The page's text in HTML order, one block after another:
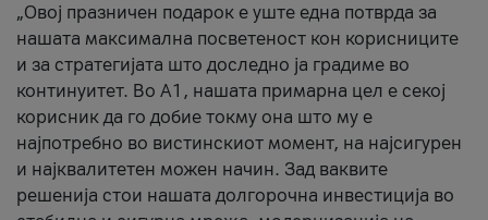
„Овој празничен подарок е уште една потврда за
нашата максимална посветеност кон корисниците
и за стратегијата што доследно ја градиме во
континуитет. Во А1, нашата примарна цел е секој
корисник да го добие токму она што му е
најпотребно во вистинскиот момент, на најсигурен
и најквалитетен можен начин. Зад ваквите
решенија стои нашата долгорочна инвестиција во